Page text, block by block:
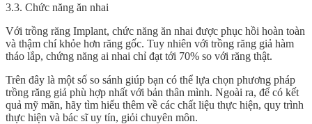
3.3. Chức năng ăn nhai
Với trồng răng Implant, chức năng ăn nhai được phục hồi hoàn toàn
và thậm chí khỏe hơn răng gốc. Tuy nhiên với trồng răng giả hàm
tháo lắp, chứng năng ai nhai chỉ đạt tới 70% so với răng thật.
Trên đây là một số so sánh giúp bạn có thể lựa chọn phương pháp
trồng răng giả phù hợp nhất với bản thân mình. Ngoài ra, để có kết
quả mỹ mãn, hãy tìm hiểu thêm về các chất liệu thực hiện, quy trình
thực hiện và bác sĩ uy tín, giỏi chuyên môn.